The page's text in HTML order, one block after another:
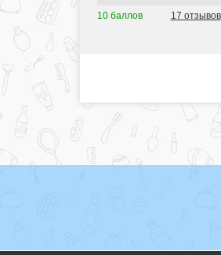
10 баллов 17 отзывов